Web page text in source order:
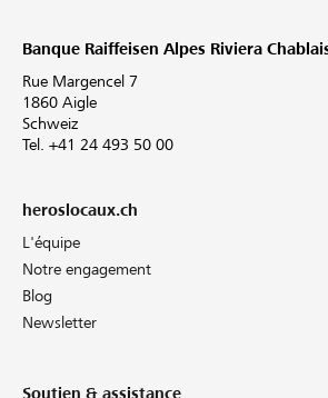
Banque Raiffeisen Alpes Riviera
Rue Margencel 7
1860 Aigle
Schweiz
Tel. +41 24 493 50 00
heroslocaux.ch
L'équipe
Notre engagement
Blog
Newsletter
Soutien & assistance